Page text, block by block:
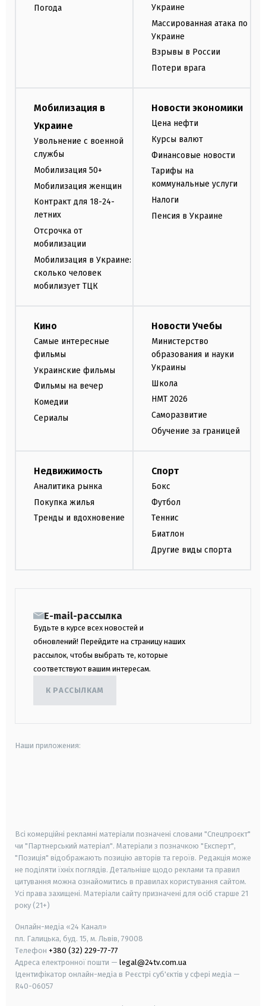
Погода
Украине
Массированная атака по
Украине
Взрывы в России
Потери врага
Мобилизация в
Украине
Увольнение с военной
службы
Мобилизация 50+
Мобилизация женщин
Контракт для 18-24-
летних
Отсрочка от
мобилизации
Мобилизация в Украине:
сколько человек
мобилизует ТЦК
Новости экономики
Цена нефти
Курсы валют
Финансовые новости
Тарифы на
коммунальные услуги
Налоги
Пенсия в Украине
Кино
Самые интересные
фильмы
Украинские фильмы
Фильмы на вечер
Комедии
Сериалы
Новости Учебы
Министерство
образования и науки
Украины
Школа
НМТ 2026
Саморазвитие
Обучение за границей
Недвижимость
Аналитика рынка
Покупка жилья
Тренды и вдохновение
Спорт
Бокс
Футбол
Теннис
Биатлон
Другие виды спорта
E-mail-рассылка
Будьте в курсе всех новостей и
обновлений! Перейдите на страницу наших
рассылок, чтобы выбрать те, которые
соответствуют вашим интересам.
К РАССЫЛКАМ
Наши приложения:
Всі комерційні рекламні матеріали позначені словами "Спецпроєкт"
чи "Партнерський матеріал". Матеріали з позначкою "Експерт",
"Позиція" відображають позицію авторів та героїв. Редакція може
не поділяти їхніх поглядів. Детальніше щодо реклами та правил
цитування можна ознайомитись в правилах користування сайтом.
Усі права захищені. Матеріали сайту призначені для осіб старше 21
року (21+)
Онлайн-медіа «24 Канал»
пл. Галицька, буд. 15, м. Львів, 79008
Телефон +380 (32) 229-77-77
Адреса електронної пошти — legal@24tv.com.ua
Ідентифікатор онлайн-медіа в Реєстрі суб'єктів у сфері медіа —
R40-06057